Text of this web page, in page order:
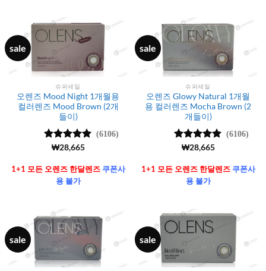
sale
슈퍼세일
오렌즈 Mood Night 1개월용
컬러렌즈 Mood Brown (2개
들이)
5 중에서
가됨
(6106)
₩28,665
1+1 모든 오렌즈 한달렌즈쿠폰사
용 불가
sale
슈퍼세일
오렌즈 Glowy Natural 1개월
용 컬러렌즈 Mocha Brown (2
개들이)
5 중에서
가됨
(6106)
₩28,665
1+1 모든 오렌즈 한달렌즈쿠폰사
용 불가
sale sale